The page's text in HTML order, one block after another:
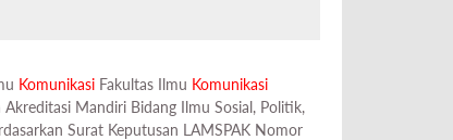
Komunikasi Fakultas Ilmu Komunikasi
Mandiri Bidang Ilmu Sosial, Politik,
Surat Keputusan LAMSPAK Nomor